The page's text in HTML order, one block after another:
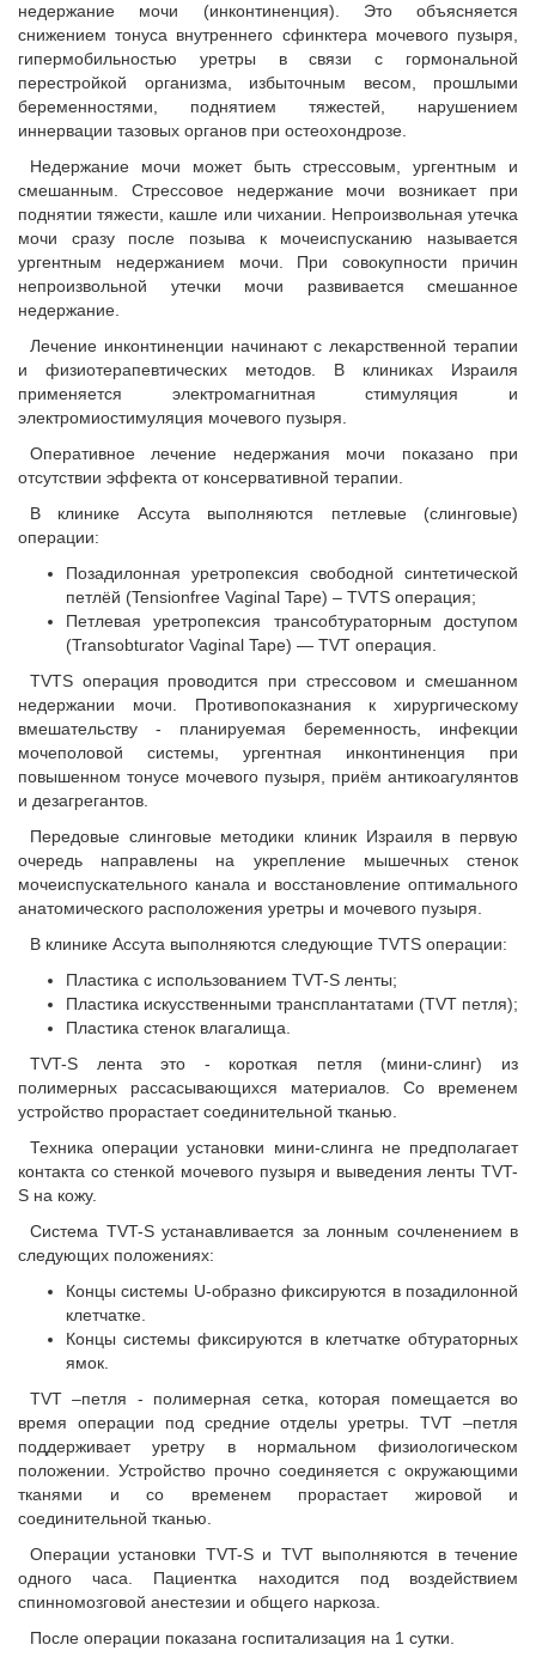
недержание мочи (инконтиненция). Это объясняется
снижением тонуса внутреннего сфинктера мочевого пузыря,
гипермобильностью уретры в связи с гормональной
перестройкой организма, избыточным весом, прошлыми
беременностями, поднятием тяжестей, нарушением
иннервации тазовых органов при остеохондрозе.
Недержание мочи может быть стрессовым, ургентным и
смешанным. Стрессовое недержание мочи возникает при
поднятии тяжести, кашле или чихании. Непроизвольная утечка
мочи сразу после позыва к мочеиспусканию называется
ургентным недержанием мочи. При совокупности причин
непроизвольной утечки мочи развивается смешанное
недержание.
Лечение инконтиненции начинают с лекарственной терапии
и физиотерапевтических методов. В клиниках Израиля
применяется электромагнитная стимуляция и
электромиостимуляция мочевого пузыря.
Оперативное лечение недержания мочи показано при
отсутствии эффекта от консервативной терапии.
В клинике Ассута выполняются петлевые (слинговые)
операции:
Позадилонная уретропексия свободной синтетической
петлёй (Tensionfree Vaginal Tape) – TVTS операция;
Петлевая уретропексия трансобтураторным доступом
(Transobturator Vaginal Tape) — TVT операция.
TVTS операция проводится при стрессовом и смешанном
недержании мочи. Противопоказнания к хирургическому
вмешательству - планируемая беременность, инфекции
мочеполовой системы, ургентная инконтиненция при
повышенном тонусе мочевого пузыря, приём антикоагулянтов
и дезагрегантов.
Передовые слинговые методики клиник Израиля в первую
очередь направлены на укрепление мышечных стенок
мочеиспускательного канала и восстановление оптимального
анатомического расположения уретры и мочевого пузыря.
В клинике Ассута выполняются следующие TVTS операции:
Пластика с использованием TVT-S ленты;
Пластика искусственными трансплантатами (TVT петля);
Пластика стенок влагалища.
TVT-S лента это - короткая петля (мини-слинг) из
полимерных рассасывающихся материалов. Со временем
устройство прорастает соединительной тканью.
Техника операции установки мини-слинга не предполагает
контакта со стенкой мочевого пузыря и выведения ленты TVT-
S на кожу.
Система TVT-S устанавливается за лонным сочленением в
следующих положениях:
Концы системы U-образно фиксируются в позадилонной
клетчатке.
Концы системы фиксируются в клетчатке обтураторных
ямок.
TVT –петля - полимерная сетка, которая помещается во
время операции под средние отделы уретры. TVT –петля
поддерживает уретру в нормальном физиологическом
положении. Устройство прочно соединяется с окружающими
тканями и со временем прорастает жировой и
соединительной тканью.
Операции установки TVT-S и TVT выполняются в течение
одного часа. Пациентка находится под воздействием
спинномозговой анестезии и общего наркоза.
После операции показана госпитализация на 1 сутки.